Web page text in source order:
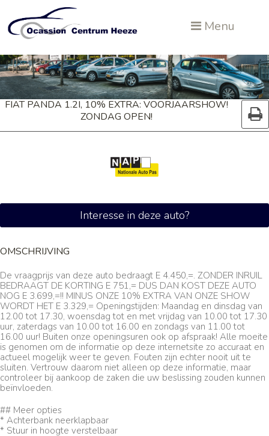
Menu
FIAT PANDA 1.2I, 10% EXTRA: VOORJAARSHOW!
ZONDAG OPEN!
Interesse in deze auto?
OMSCHRIJVING
De vraagprijs van deze auto bedraagt E 4.450,=. ZONDER INRUIL
BEDRAAGT DE KORTING E 751,= DUS DAN KOST DEZE AUTO
NOG E 3.699,=!! MINUS ONZE 10% EXTRA VAN ONZE SHOW
WORDT HET E 3.329,= Openingstijden: Maandag en dinsdag van
12.00 tot 17.30, woensdag tot en met vrijdag van 10.00 tot 17.30
uur, zaterdags van 10.00 tot 16.00 en zondags van 11.00 tot
16.00 uur! Buiten onze openingsuren ook op afspraak! Alle moeite
is genomen om de informatie op deze internetsite zo accuraat en
actueel mogelijk weer te geven. Fouten zijn echter nooit uit te
sluiten. Vertrouw daarom niet alleen op deze informatie, maar
controleer bij aankoop de zaken die uw beslissing zouden kunnen
beïnvloeden.
## Meer opties
* Achterbank neerklapbaar
* Stuur in hoogte verstelbaar